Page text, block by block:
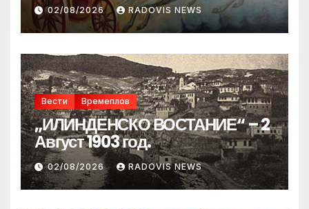
02/08/2026 RADOVIS NEWS
Вести Времеплов
„ИЛИНДЕНСКО ВОСТАНИЕ“ – 2
Август 1903 год.
02/08/2026 RADOVIS NEWS